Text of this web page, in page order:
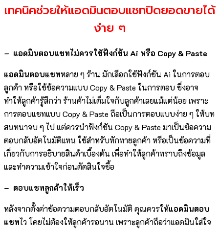
เทคนิคช่วยให้แอดมินตอบแชทปิดยอดขายได้
ง่าย ๆ
– แอดมินตอบแชทไม่ควรใช้ฟังก์ชัน Ai หรือ Copy & Paste
แอดมินตอบแชทหลาย ๆ ร้าน มักเลือกใช้ฟังก์ชัน Ai ในการตอบ
ลูกค้า หรือใช้ข้อความแบบ Copy & Paste ในการตอบ ซึ่งอาจ
ทำให้ลูกค้ารู้สึกว่า ร้านค้าไม่เต็มใจกับลูกค้าเลยแม้แต่น้อย เพราะ
การตอบแชทแบบ Copy & Paste ถือเป็นการตอบแบบง่าย ๆ ให้บท
สนทนาจบ ๆ ไป แต่ควรนำฟังก์ชัน Copy & Paste มาเป็นข้อความ
ตอบกลับอัตโนมัติแทน ใช้สำหรับทักทายลูกค้า หรือเป็นข้อความที่
เกี่ยวกับการอธิบายสินค้าเบื้องต้น เพื่อทำให้ลูกค้าทราบถึงข้อมูล
และทำความเข้าใจก่อนตัดสินใจซื้อ
– ตอบแชทลูกค้าให้เร็ว
หลังจากตั้งค่าข้อความตอบกลับอัตโนมัติ คุณควรให้แอดมินตอบ
แชทไว โดยไม่ต้องให้ลูกค้ารอนาน เพราะลูกค้าถือว่าแอดมินใส่ใจ